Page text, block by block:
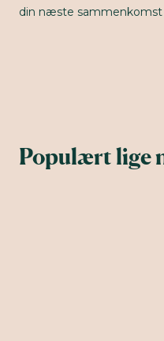
din næste sammenkomst
Populært lige